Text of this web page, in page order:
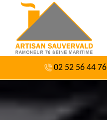
02 52 56 44 76